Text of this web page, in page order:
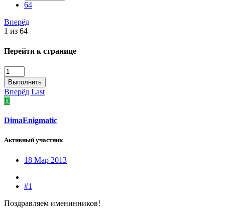
64
Вперёд
1 из 64
Перейти к странице
Выполнить
Вперёд Last
D
DimaEnigmatic
Активный участник
18 Мар 2013
#1
Поздравляем именинников!